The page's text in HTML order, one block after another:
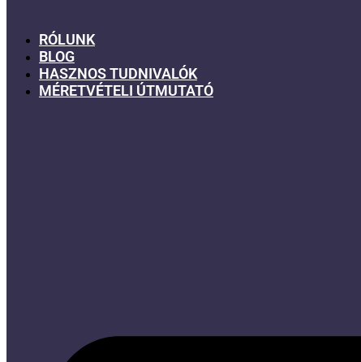
RÓLUNK
BLOG
HASZNOS TUDNIVALÓK
MÉRETVÉTELI ÚTMUTATÓ